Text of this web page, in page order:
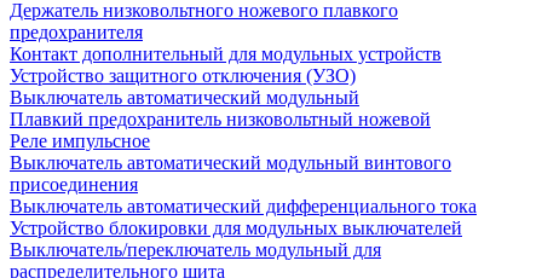
Держатель низковольтного ножевого плавкого
предохранителя
Контакт дополнительный для модульных устройств
Устройство защитного отключения (УЗО)
Выключатель автоматический модульный
Плавкий предохранитель низковольтный ножевой
Реле импульсное
Выключатель автоматический модульный винтового
присоединения
Выключатель автоматический дифференциального тока
Устройство блокировки для модульных выключателей
Выключатель/переключатель модульный для
распределительного щита